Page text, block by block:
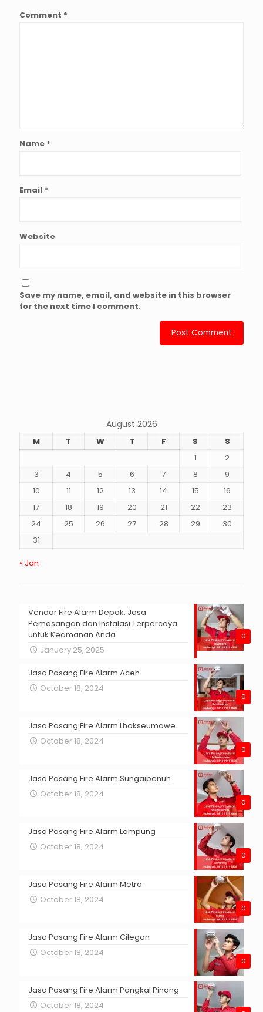
Comment *
Name *
Email *
Website
Save my name, email, and website in this browser
for the next time I comment.
August 2026
M T W T F S
S
1
2
3
4 5 6 7 8
9
10
11 12 13 14 15
16
17
18 19 20 21 22
23
24
25 26 27 28 29
30
31
« Jan
0
Vendor Fire Alarm Depok: Jasa
Pemasangan dan Instalasi Terpercaya
untuk Keamanan Anda
January 25, 2025
0
Jasa Pasang Fire Alarm Aceh
October 18, 2024
0
Jasa Pasang Fire Alarm Lhokseumawe
October 18, 2024
0
Jasa Pasang Fire Alarm Sungaipenuh
October 18, 2024
0
Jasa Pasang Fire Alarm Lampung
October 18, 2024
0
Jasa Pasang Fire Alarm Metro
October 18, 2024
0
Jasa Pasang Fire Alarm Cilegon
October 18, 2024
Jasa Pasang Fire Alarm Pangkal Pinang
October 18, 2024